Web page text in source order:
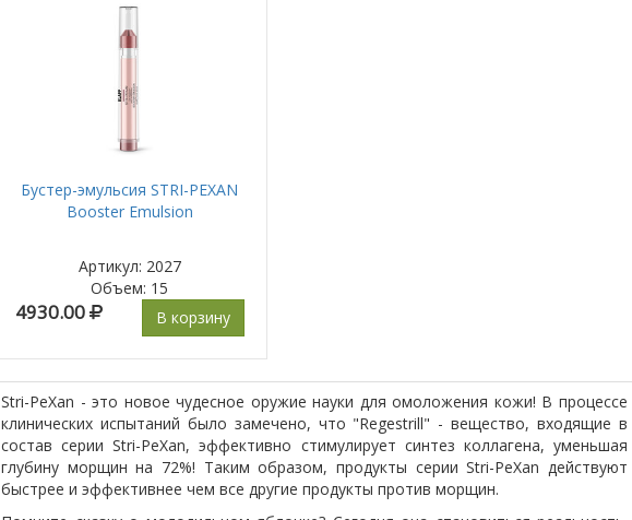
Бустер-эмульсия STRI-PEXAN
Booster Emulsion
Артикул: 2027
Объем: 15
4930.00 В корзину
Stri-PeXan - это новое чудесное оружие науки для омоложения кожи! В процессе
клинических испытаний было замечено, что "Regestrill" - вещество, входящие в
состав серии Stri-PeXan, эффективно стимулирует синтез коллагена, уменьшая
глубину морщин на 72%! Таким образом, продукты серии Stri-PeXan действуют
быстрее и эффективнее чем все другие продукты против морщин.